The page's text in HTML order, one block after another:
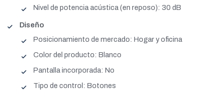
Nivel de potencia acústica (en reposo): 30 dB
Diseño
Posicionamiento de mercado: Hogar y oficina
Color del producto: Blanco
Pantalla incorporada: No
Tipo de control: Botones